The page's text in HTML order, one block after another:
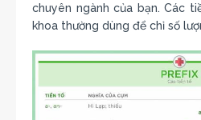
chuyên ngành của bạn. Các
khoa thường dùng để chỉ số